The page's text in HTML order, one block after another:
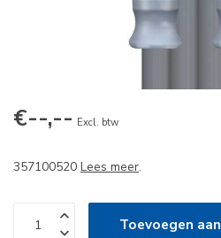
€--,-- Excl. btw
357100520 Lees meer.
Toevoegen